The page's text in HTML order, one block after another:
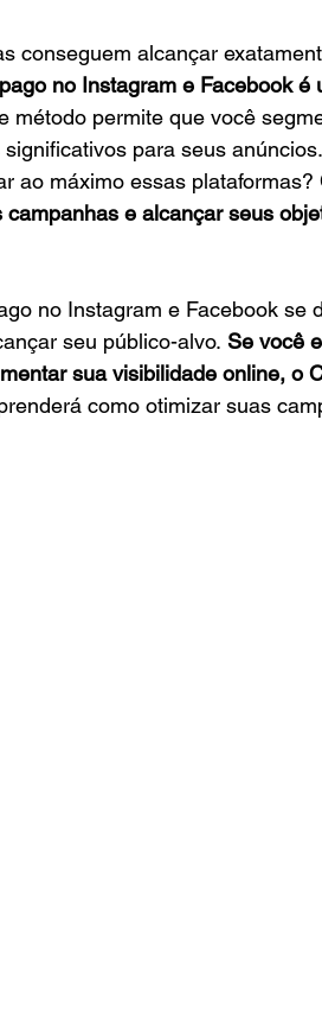
conseguem alcançar
no Instagram e Facebook é
método permite que você
para seus
ao máximo essas plataformas?
e alcançar seus
no Instagram e Facebook se
seu público-alvo. Se você
sua visibilidade online, o
como otimizar suas